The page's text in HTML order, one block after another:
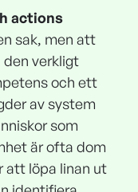
actions
sak, men att
den verkligt
och ett
av system
som
är ofta dom
att löpa linan ut